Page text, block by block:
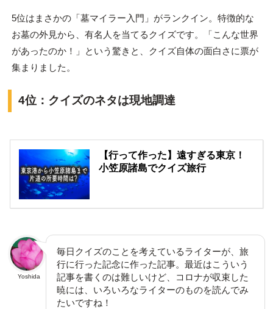
5位はまさかの「墓マイラー入門」がランクイン。特徴的な
お墓の外見から、有名人を当てるクイズです。「こんな世界
があったのか！」という驚きと、クイズ自体の面白さに票が
集まりました。
4位：クイズのネタは現地調達
【行って作った】遠すぎる東京！
小笠原諸島でクイズ旅行
Yoshida
毎日クイズのことを考えているライターが、旅
行に行った記念に作った記事。最近はこういう
記事を書くのは難しいけど、コロナが収束した
暁には、いろいろなライターのものを読んでみ
たいですね！